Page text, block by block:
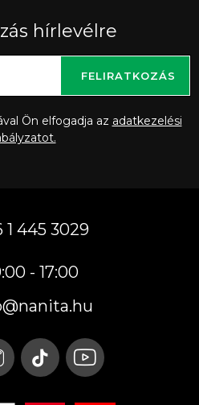
hírlevélre
Ön elfogadja az adatkezelési
FELIRATKOZÁS
1 445 3029
- 17:00
@nanita.hu